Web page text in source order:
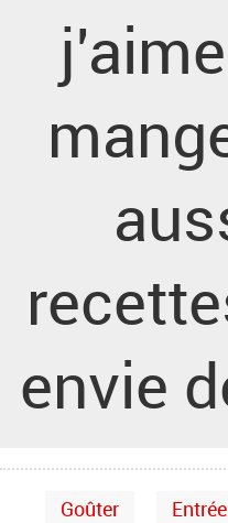
envie
Goûter Entrée